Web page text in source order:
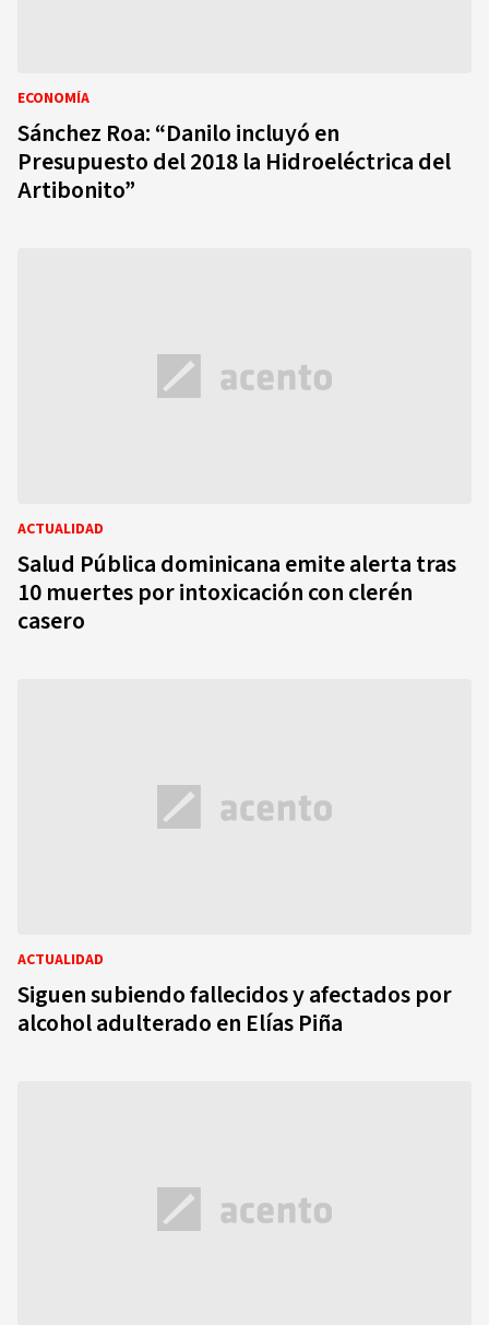
ECONOMÍA
Sánchez Roa: “Danilo incluyó en
Presupuesto del 2018 la Hidroeléctrica del
Artibonito”
ACTUALIDAD
Salud Pública dominicana emite alerta tras
10 muertes por intoxicación con clerén
casero
ACTUALIDAD
Siguen subiendo fallecidos y afectados por
alcohol adulterado en Elías Piña